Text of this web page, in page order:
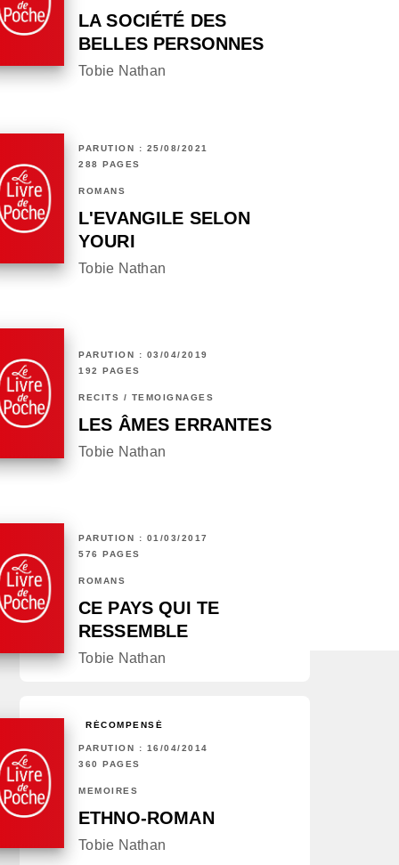
LA SOCIÉTÉ DES
BELLES PERSONNES
Tobie Nathan
PARUTION : 25/08/2021
288 PAGES
ROMANS
L'EVANGILE SELON
YOURI
Tobie Nathan
PARUTION : 03/04/2019
192 PAGES
RÉCITS / TÉMOIGNAGES
LES ÂMES ERRANTES
Tobie Nathan
PARUTION : 01/03/2017
576 PAGES
ROMANS
CE PAYS QUI TE
RESSEMBLE
Tobie Nathan
RÉCOMPENSÉ
PARUTION : 16/04/2014
360 PAGES
MÉMOIRES
ETHNO-ROMAN
Tobie Nathan